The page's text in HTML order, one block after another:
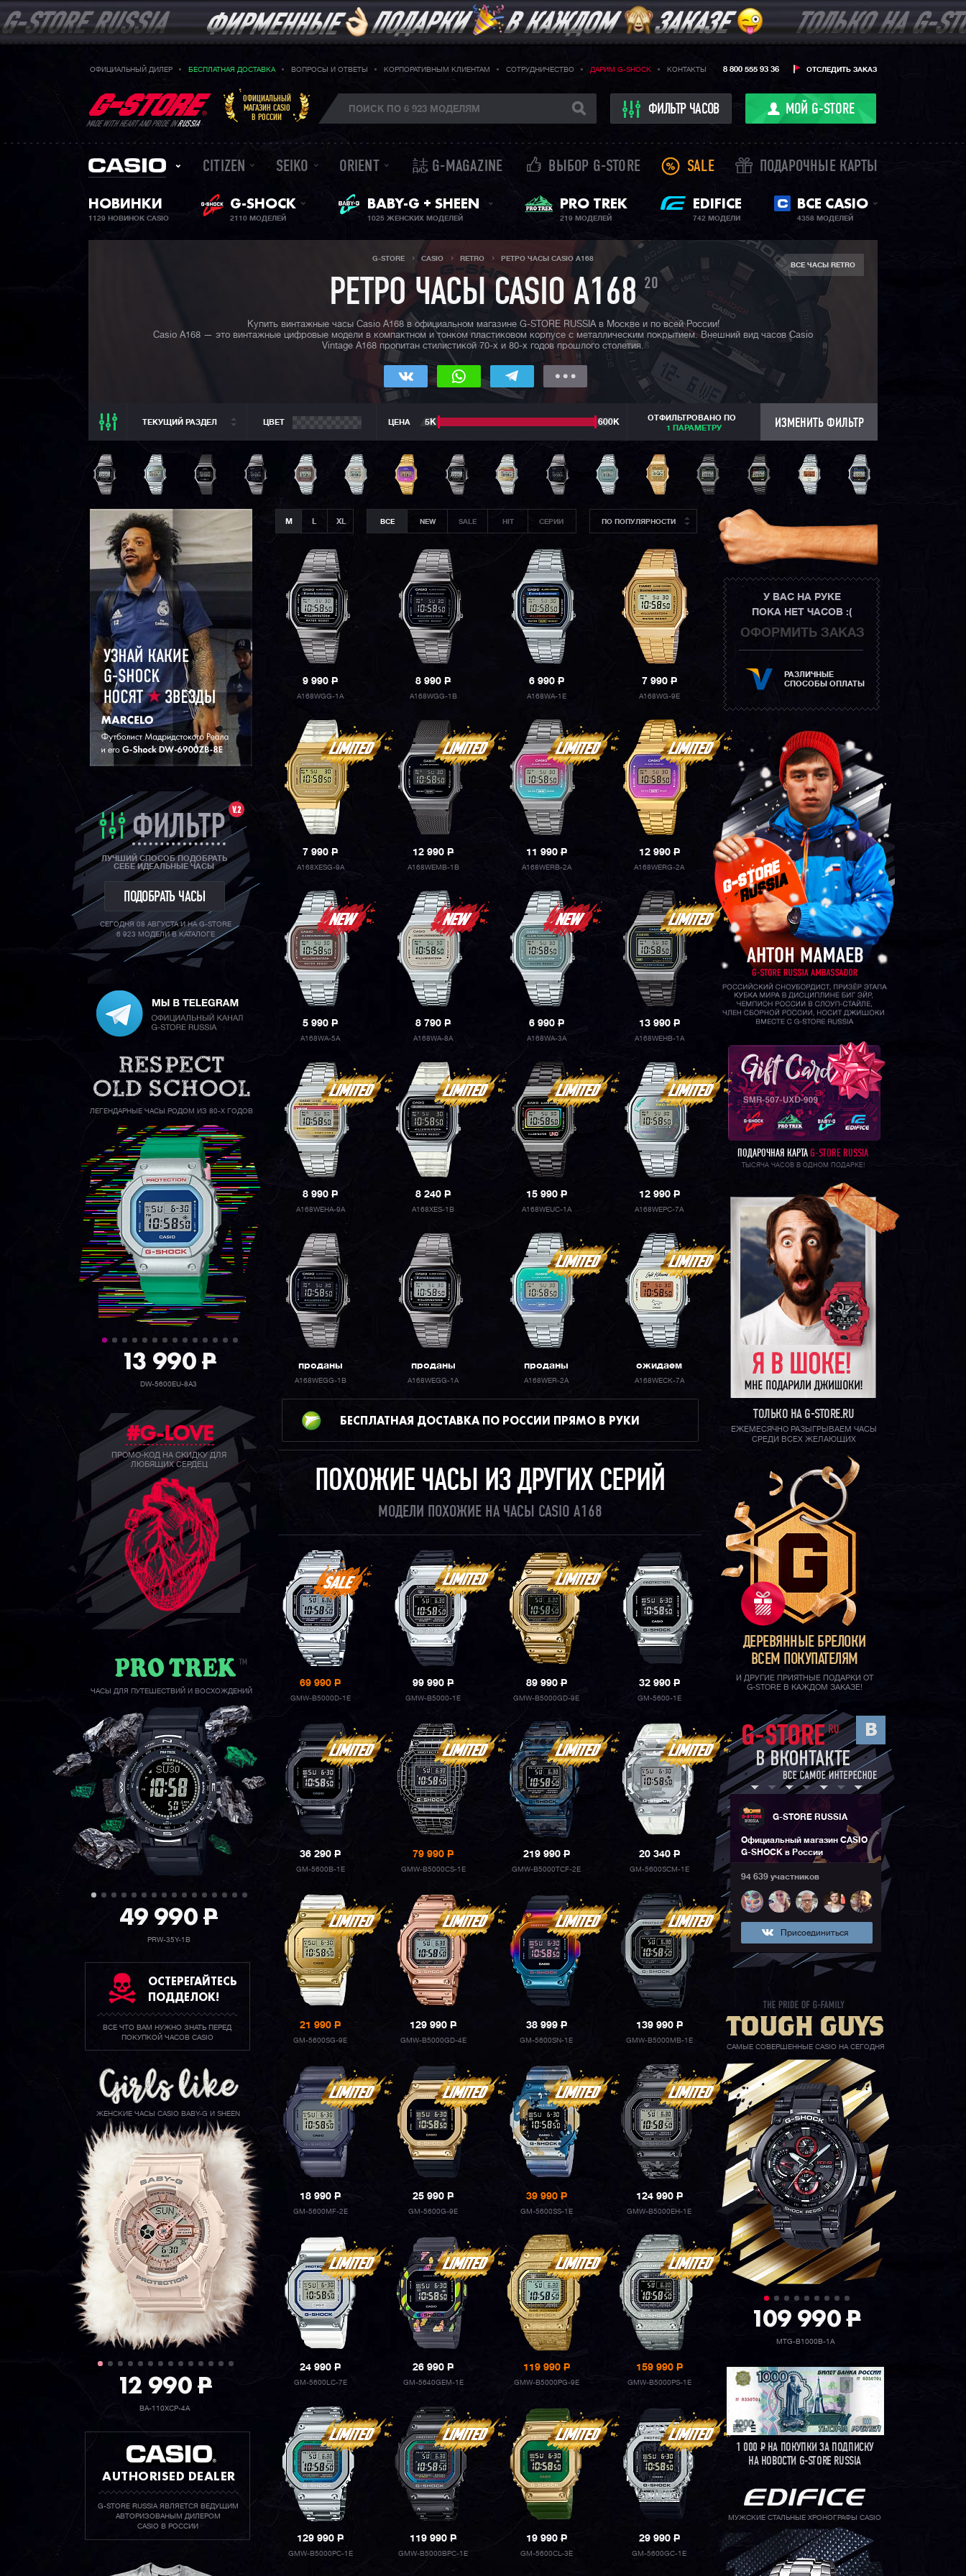
ОФИЦИАЛЬНЫЙ ДИЛЕР БЕСПЛАТНАЯ ДОСТАВКА ВОПРОСЫ И ОТВЕТЫ КОРПОРАТИВНЫМ КЛИЕНТАМ СОТРУДНИЧЕСТВО ДАРИМ G-SHOCK КОНТАКТЫ ОТСЛЕДИТЬ ЗАКАЗ
8 800 555 93 36
MADE WITH HEART AND PRIDE INRUSSIA
ОФИЦИАЛЬНЫЙ
МАГАЗИН CASIO
В РОССИИ
ФИЛЬТР ЧАСОВ МОЙ G-STORE
CITIZEN SEIKO ORIENT 誌 G-MAGAZINE ВЫБОР G-STORE SALE ПОДАРОЧНЫЕ КАРТЫ
НОВИНКИ
1129 НОВИНОК CASIO
G-SHOCK
2110 МОДЕЛЕЙ
BABY-G + SHEEN
1025 ЖЕНСКИХ МОДЕЛЕЙ
PRO TREK
219 МОДЕЛЕЙ
EDIFICE
742 МОДЕЛИ
ВСЕ CASIO
4358 МОДЕЛЕЙ
ВСЕ ЧАСЫ RETRO
G-STORE CASIO RETRO РЕТРО ЧАСЫ CASIO A168
РЕТРО ЧАСЫ CASIO A168 20
Купить винтажные часы Casio A168 в официальном магазине G-STORE RUSSIA в Москве и по всей России!
Casio A168 — это винтажные цифровые модели в компактном и тонком пластиковом корпусе с металлическим покрытием. Внешний вид часов Casio
Vintage A168 пропитан стилистикой 70-х и 80-х годов прошлого столетия.
ТЕКУЩИЙ РАЗДЕЛ
ВСЕ CASIO
CASIO G-SHOCK
CASIO BABY-G
CASIO PRO TREK
CASIO EDIFICE
CITIZEN
SEIKO
ORIENT
ЦВЕТ ЦЕНА 5К 600К
ОТФИЛЬТРОВАНО ПО
1 ПАРАМЕТРУ
ИЗМЕНИТЬ ФИЛЬТР
V.2
ФИЛЬТР
ЛУЧШИЙ СПОСОБ ПОДОБРАТЬ
СЕБЕ ИДЕАЛЬНЫЕ ЧАСЫ
ПОДОБРАТЬ ЧАСЫ
СЕГОДНЯ 08 АВГУСТА И НА G-STORE
6 923 МОДЕЛИ В КАТАЛОГЕ
ЛЕГЕНДАРНЫЕ ЧАСЫ РОДОМ ИЗ 80-Х ГОДОВ
13 990P
DW-5600EU-8A3
39 990P
GW-B5600BC-1B
#G-LOVE
ПРОМО-КОД НА СКИДКУ ДЛЯ
ЛЮБЯЩИХ СЕРДЕЦ
ЧАСЫ ДЛЯ ПУТЕШЕСТВИЙ И ВОСХОЖДЕНИЙ
49 990P
PRW-35Y-1B
ОСТЕРЕГАЙТЕСЬ
ПОДДЕЛОК!
ВСЕ ЧТО ВАМ НУЖНО ЗНАТЬ ПЕРЕД
ПОКУПКОЙ ЧАСОВ CASIO
ЖЕНСКИЕ ЧАСЫ CASIO BABY-G И SHEEN
12 990P
BA-110XCP-4A
AUTHORISED DEALER
G-STORE RUSSIA ЯВЛЯЕТСЯ ВЕДУЩИМ
АВТОРИЗОВАНЫМ ДИЛЕРОМ
CASIO В РОССИИ
M XL ВСЕ NEW SALE HIT СЕРИИ ПО ПОПУЛЯРНОСТИ
9 990P
A168WGG-1A
8 990P
A168WGG-1B
6 990P
A168WA-1E
7 990P
A168WG-9E
7 990P
A168XESG-9A
12 990P
A168WEMB-1B
11 990P
A168WERB-2A
12 990P
A168WERG-2A
5 990P
A168WA-5A
8 790P
A168WA-8A
6 990P
A168WA-3A
13 990P
A168WEHB-1A
8 990P
A168WEHA-9A
8 240P
A168XES-1B
15 990P
A168WEUC-1A
12 990P
A168WEPC-7A
проданы
A168WEGG-1B
проданы
A168WEGG-1A
проданы
A168WER-2A
ожидаем
A168WECK-7A
БЕСПЛАТНАЯ ДОСТАВКА ПО РОССИИ ПРЯМО В РУКИ
ПОХОЖИЕ ЧАСЫ ИЗ ДРУГИХ СЕРИЙ
МОДЕЛИ ПОХОЖИЕ НА ЧАСЫ CASIO A168
69 990P
GMW-B5000D-1E
99 990P
GMW-B5000-1E
89 990P
GMW-B5000GD-9E
32 990P
GM-5600-1E
36 290P
GM-5600B-1E
79 990P
GMW-B5000CS-1E
219 990P
GMW-B5000TCF-2E
20 340P
GM-5600SCM-1E
21 990P
GM-5600SG-9E
129 990P
GMW-B5000GD-4E
38 999P
GM-5600SN-1E
139 990P
GMW-B5000MB-1E
18 990P
GM-5600MF-2E
25 990P
GM-5600G-9E
39 990P
GM-5600SS-1E
124 990P
GMW-B5000EH-1E
24 990P
GM-5600LC-7E
26 990P
GM-5640GEM-1E
119 990P
GMW-B5000PG-9E
159 990P
GMW-B5000PS-1E
129 990P
GMW-B5000PC-1E
119 990P
GMW-B5000BPC-1E
19 990P
GM-5600CL-3E
29 990P
GM-5600GC-1E
У ВАС НА РУКЕ
ПОКА НЕТ ЧАСОВ :(
ОФОРМИТЬ ЗАКАЗ
РАЗЛИЧНЫЕ
СПОСОБЫ ОПЛАТЫ
ПОДАРОЧНАЯ КАРТА G-STORE RUSSIA
ТЫСЯЧА ЧАСОВ В ОДНОМ ПОДАРКЕ!
ТОЛЬКО НА G-STORE.RU
ЕЖЕМЕСЯЧНО РАЗЫГРЫВАЕМ ЧАСЫ
СРЕДИ ВСЕХ ЖЕЛАЮЩИХ
ДЕРЕВЯННЫЕ БРЕЛОКИ
ВСЕМ ПОКУПАТЕЛЯМ
И ДРУГИЕ ПРИЯТНЫЕ ПОДАРКИ ОТ
G-STORE В КАЖДОМ ЗАКАЗЕ!
G-STORE RUSSIA
Официальный магазин CASIO
G-SHOCK в России
94 639 участников
Присоединиться
САМЫЕ СОВЕРШЕННЫЕ CASIO НА СЕГОДНЯ
109 990P
MTG-B1000B-1A
1 000РНА ПОКУПКИ ЗА ПОДПИСКУ
НА НОВОСТИ G-STORE RUSSIA
МУЖСКИЕ СТАЛЬНЫЕ ХРОНОГРАФЫ CASIO